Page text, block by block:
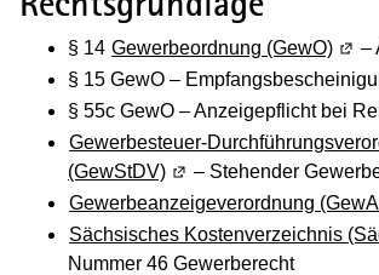
§ 14 Gewerbeordnung (GewO)
–
§ 15 GewO –
§ 55c GewO – Anzeigepflicht bei
Gewerbesteuer-
(GewStDV) (Wird in einem neuen
– Stehender
Gewerbeanzeigeverordnung
Sächsisches Kostenverzeichnis
Nummer 46 Gewerberecht